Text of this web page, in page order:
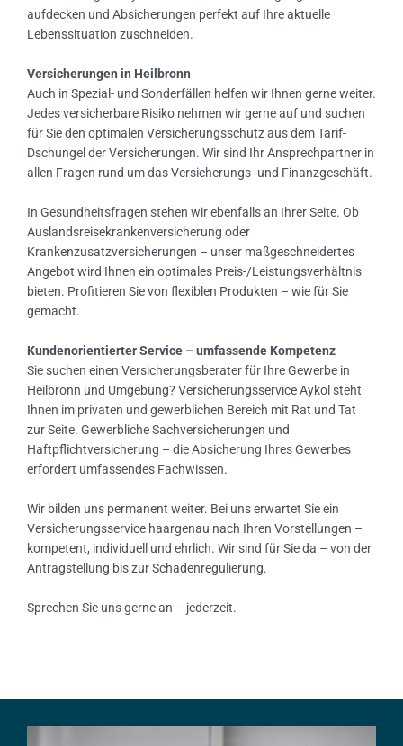
aufdecken und Absicherungen perfekt auf Ihre aktuelle
Lebenssituation zuschneiden.
Versicherungen in Heilbronn
Auch in Spezial- und Sonderfällen helfen wir Ihnen gerne weiter.
Jedes versicherbare Risiko nehmen wir gerne auf und suchen
für Sie den optimalen Versicherungsschutz aus dem Tarif-
Dschungel der Versicherungen. Wir sind Ihr Ansprechpartner in
allen Fragen rund um das Versicherungs- und Finanzgeschäft.
In Gesundheitsfragen stehen wir ebenfalls an Ihrer Seite. Ob
Auslandsreisekrankenversicherung oder
Krankenzusatzversicherungen – unser maßgeschneidertes
Angebot wird Ihnen ein optimales Preis-/Leistungsverhältnis
bieten. Profitieren Sie von flexiblen Produkten – wie für Sie
gemacht.
Kundenorientierter Service – umfassende Kompetenz
Sie suchen einen Versicherungsberater für Ihre Gewerbe in
Heilbronn und Umgebung? Versicherungsservice Aykol steht
Ihnen im privaten und gewerblichen Bereich mit Rat und Tat
zur Seite. Gewerbliche Sachversicherungen und
Haftpflichtversicherung – die Absicherung Ihres Gewerbes
erfordert umfassendes Fachwissen.
Wir bilden uns permanent weiter. Bei uns erwartet Sie ein
Versicherungsservice haargenau nach Ihren Vorstellungen –
kompetent, individuell und ehrlich. Wir sind für Sie da – von der
Antragstellung bis zur Schadenregulierung.
Sprechen Sie uns gerne an – jederzeit.